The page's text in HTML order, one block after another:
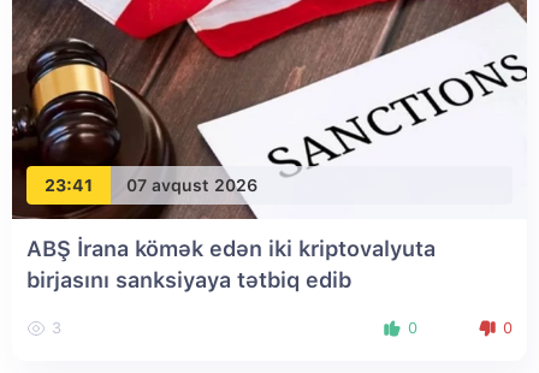
23:41 07 avqust 2026
ABŞ İrana kömək edən iki kriptovalyuta
birjasını sanksiyaya tətbiq edib
3 0 0